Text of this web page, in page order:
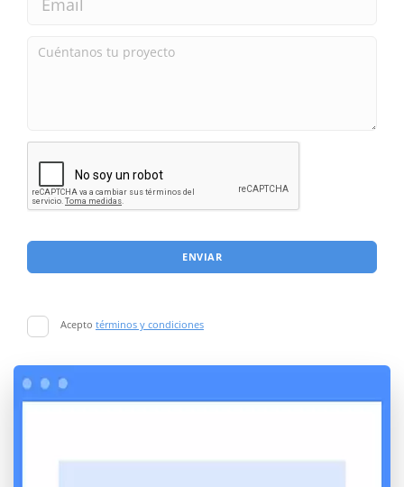
ENVIAR
Acepto términos y condiciones